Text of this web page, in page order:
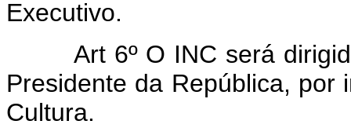
Executivo.
Art 6º O INC será
Presidente da República, por
Cultura.